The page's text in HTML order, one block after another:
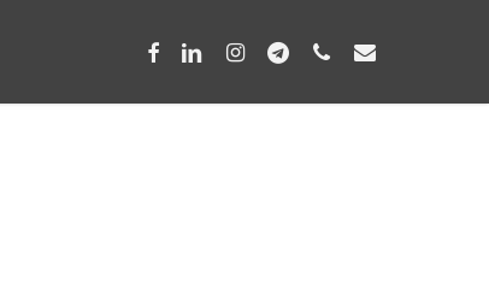
facebook
linkedin instagramtelegramphone email